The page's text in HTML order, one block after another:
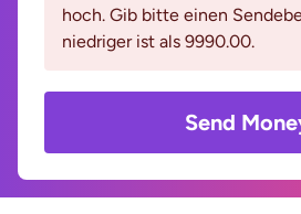
hoch. Gib bitte einen
niedriger ist als 9990.00.
Send